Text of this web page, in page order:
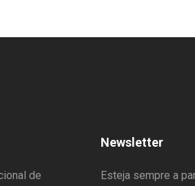
de
Newsletter
Esteja sempre a